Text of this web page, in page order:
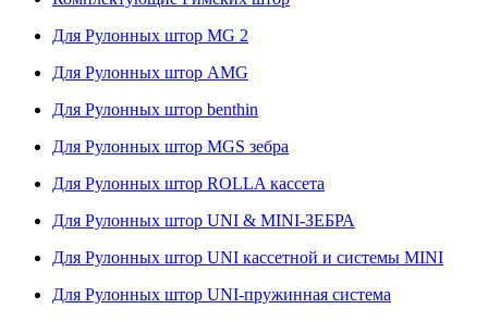
Для Рулонных штор MG 2
Для Рулонных штор AMG
Для Рулонных штор benthin
Для Рулонных штор MGS зебра
Для Рулонных штор ROLLA кассета
Для Рулонных штор UNI & MINI-ЗЕБРА
Для Рулонных штор UNI кассетной и системы MINI
Для Рулонных штор UNI-пружинная система